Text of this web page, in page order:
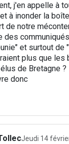
j'en appelle à
à inonder la
de notre
des
et surtout de
plus que les
de Bretagne ?
donc
Jeudi 14